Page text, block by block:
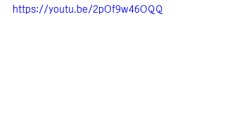
https://youtu.be/2pOf9w46OQQ